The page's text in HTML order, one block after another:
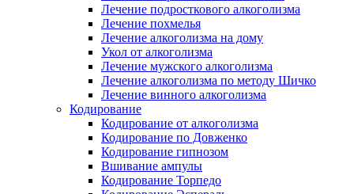
Лечение подросткового алкоголизма
Лечение похмелья
Лечение алкоголизма на дому
Укол от алкоголизма
Лечение мужского алкоголизма
Лечение алкоголизма по методу Шичко
Лечение винного алкоголизма
Кодирование
Кодирование от алкоголизма
Кодирование по Довженко
Кодирование гипнозом
Вшивание ампулы
Кодирование Торпедо